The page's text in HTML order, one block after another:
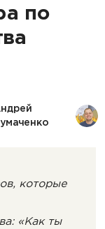
по
которые
«Как ты